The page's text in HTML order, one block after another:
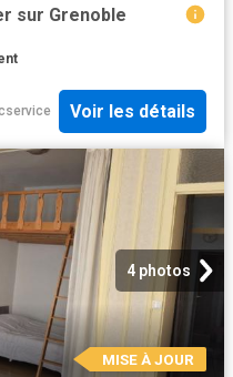
sur Grenoble
Voir les détails
4 photos
MISE À JOUR